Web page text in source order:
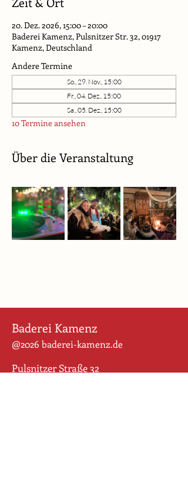
20. Dez. 2026, 15:00 – 20:00
Baderei Kamenz, Pulsnitzer Str. 32, 01917
Kamenz, Deutschland
Andere Termine
So., 29. Nov., 15:00
Fr., 04. Dez., 15:00
Sa., 05. Dez., 15:00
10 Termine ansehen
Über die Veranstaltung
Baderei Kamenz
@2026 baderei-kamenz.de
Pulsnitzer Straße 32